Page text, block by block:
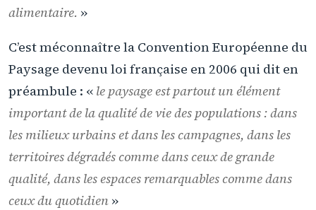
alimentaire. »
C’est méconnaître la Convention Européenne du
Paysage devenu loi française en 2006 qui dit en
préambule : « le paysage est partout un élément
important de la qualité de vie des populations : dans
les milieux urbains et dans les campagnes, dans les
territoires dégradés comme dans ceux de grande
qualité, dans les espaces remarquables comme dans
ceux du quotidien »